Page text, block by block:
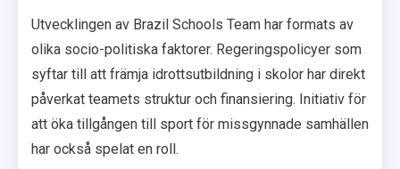
Utvecklingen av Brazil Schools Team har formats av
olika socio-politiska faktorer. Regeringspolicyer som
syftar till att främja idrottsutbildning i skolor har direkt
påverkat teamets struktur och finansiering. Initiativ för
att öka tillgången till sport för missgynnade samhällen
har också spelat en roll.